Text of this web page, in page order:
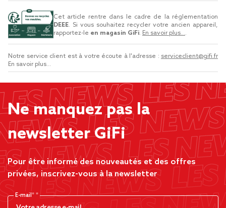
Cet article rentre dans le cadre de la réglementation
DEEE. Si vous souhaitez recycler votre ancien appareil,
rapportez-le en magasin GiFi. En savoir plus....
Notre service client est à votre écoute à l'adresse : serviceclient@gifi.fr
En savoir plus...
Ne manquez pas la
newsletter GiFi
Pour être informé des nouveautés et des offres
privées, inscrivez-vous à la newsletter
E-mail*